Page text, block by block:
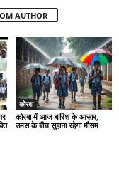
AUTHOR
कोरबा
कोरबा में आज बारिश के आसार,
उमस के बीच सुहाना रहेगा मौसम